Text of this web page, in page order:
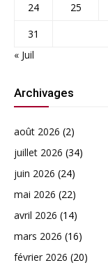
24
25
31
« Juil
Archivages
août 2026 (2)
juillet 2026 (34)
juin 2026 (24)
mai 2026 (22)
avril 2026 (14)
mars 2026 (16)
février 2026 (20)